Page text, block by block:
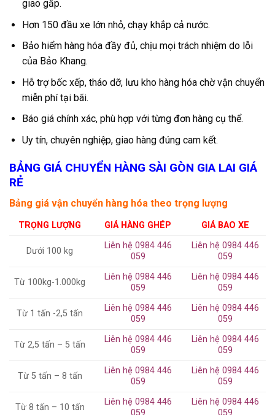
giao gấp.
Hơn 150 đầu xe lớn nhỏ, chạy khắp cả nước.
Bảo hiểm hàng hóa đầy đủ, chịu mọi trách nhiệm do lỗi
của Bảo Khang.
Hỗ trợ bốc xếp, tháo dỡ, lưu kho hàng hóa chờ vận chuyển
miễn phí tại bãi.
Báo giá chính xác, phù hợp với từng đơn hàng cụ thể.
Uy tín, chuyên nghiệp, giao hàng đúng cam kết.
BẢNG GIÁ CHUYỂN HÀNG SÀI GÒN GIA LAI GIÁ
RẺ
Bảng giá vận chuyển hàng hóa theo trọng lượng
TRỌNG LƯỢNG GIÁ HÀNG GHÉP GIÁ BAO XE
Dưới 100 kg
Liên hệ 0984 446
059
Liên hệ 0984 446
059
Từ 100kg-1.000kg
Liên hệ 0984 446
059
Liên hệ 0984 446
059
Từ 1 tấn -2,5 tấn
Liên hệ 0984 446
059
Liên hệ 0984 446
059
Từ 2,5 tấn – 5 tấn
Liên hệ 0984 446
059
Liên hệ 0984 446
059
Từ 5 tấn – 8 tấn
Liên hệ 0984 446
059
Liên hệ 0984 446
059
Từ 8 tấn – 10 tấn
Liên hệ 0984 446
Liên hệ 0984 446